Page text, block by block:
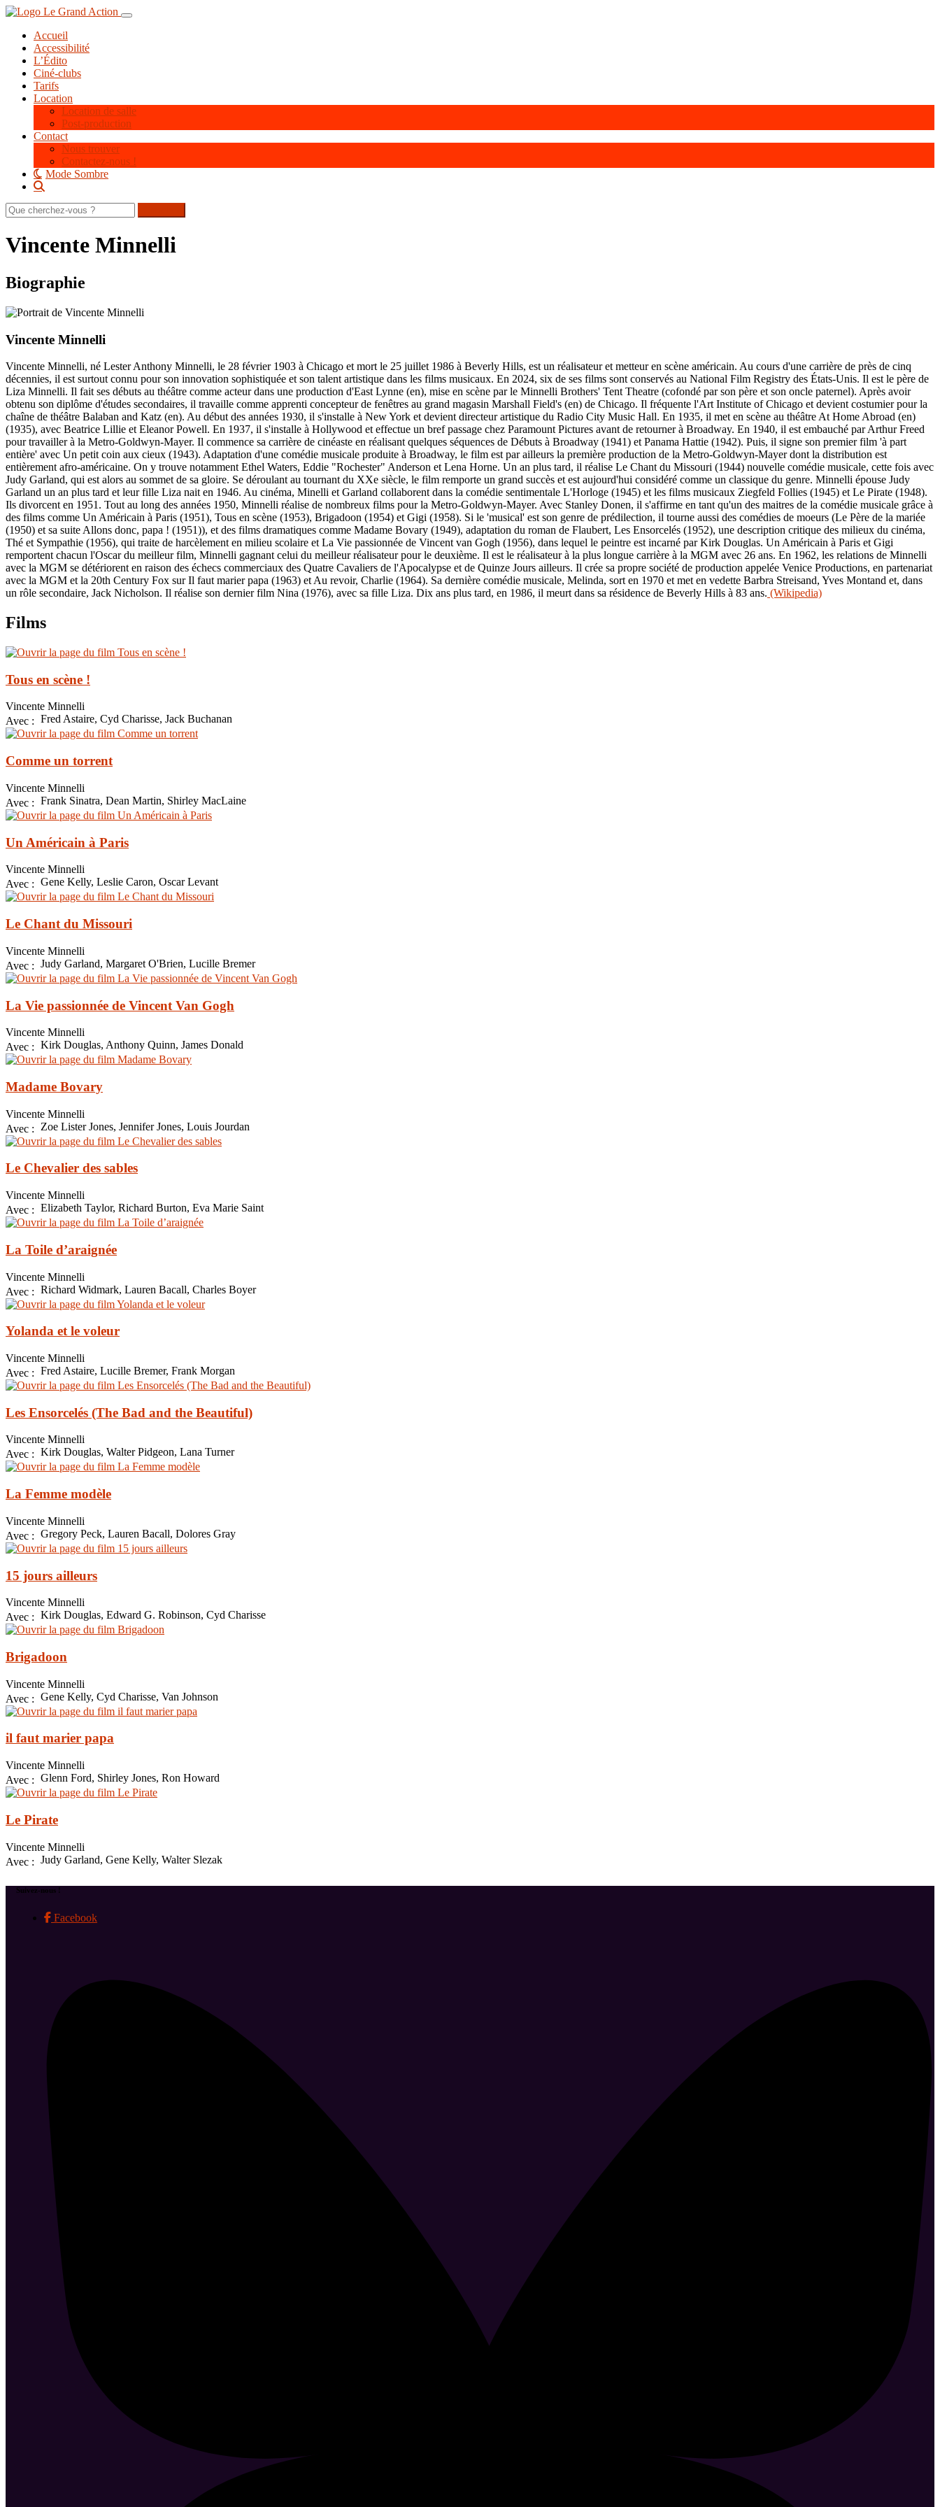
Aller
contenu
principal
Toggle navigation
Accueil
Accessibilité
L’Édito
Ciné-clubs
Tarifs
Location
Location de salle
Post-production
Contact
Nous trouver
Contactez-nous !
Mode Sombre
Rechercher
sur
site
Vincente Minnelli
Biographie
Vincente Minnelli
Vincente Minnelli, né Lester Anthony Minnelli, le 28 février 1903 à Chicago et mort le 25 juillet 1986 à Beverly Hills, est un réalisateur et metteur en scène américain. Au cours d'une carrière de près de cinq
décennies, il est surtout connu pour son innovation sophistiquée et son talent artistique dans les films musicaux. En 2024, six de ses films sont conservés au National Film Registry des États-Unis. Il est le père de
Liza Minnelli. Il fait ses débuts au théâtre comme acteur dans une production d'East Lynne (en), mise en scène par le Minnelli Brothers' Tent Theatre (cofondé par son père et son oncle paternel). Après avoir
obtenu son diplôme d'études secondaires, il travaille comme apprenti concepteur de fenêtres au grand magasin Marshall Field's (en) de Chicago. Il fréquente l'Art Institute of Chicago et devient costumier pour la
chaîne de théâtre Balaban and Katz (en). Au début des années 1930, il s'installe à New York et devient directeur artistique du Radio City Music Hall. En 1935, il met en scène au théâtre At Home Abroad (en)
(1935), avec Beatrice Lillie et Eleanor Powell. En 1937, il s'installe à Hollywood et effectue un bref passage chez Paramount Pictures avant de retourner à Broadway. En 1940, il est embauché par Arthur Freed
pour travailler à la Metro-Goldwyn-Mayer. Il commence sa carrière de cinéaste en réalisant quelques séquences de Débuts à Broadway (1941) et Panama Hattie (1942). Puis, il signe son premier film 'à part
entière' avec Un petit coin aux cieux (1943). Adaptation d'une comédie musicale produite à Broadway, le film est par ailleurs la première production de la Metro-Goldwyn-Mayer dont la distribution est
entièrement afro-américaine. On y trouve notamment Ethel Waters, Eddie "Rochester" Anderson et Lena Horne. Un an plus tard, il réalise Le Chant du Missouri (1944) nouvelle comédie musicale, cette fois avec
Judy Garland, qui est alors au sommet de sa gloire. Se déroulant au tournant du XXe siècle, le film remporte un grand succès et est aujourd'hui considéré comme un classique du genre. Minnelli épouse Judy
Garland un an plus tard et leur fille Liza nait en 1946. Au cinéma, Minelli et Garland collaborent dans la comédie sentimentale L'Horloge (1945) et les films musicaux Ziegfeld Follies (1945) et Le Pirate (1948).
Ils divorcent en 1951. Tout au long des années 1950, Minnelli réalise de nombreux films pour la Metro-Goldwyn-Mayer. Avec Stanley Donen, il s'affirme en tant qu'un des maitres de la comédie musicale grâce à
des films comme Un Américain à Paris (1951), Tous en scène (1953), Brigadoon (1954) et Gigi (1958). Si le 'musical' est son genre de prédilection, il tourne aussi des comédies de moeurs (Le Père de la mariée
(1950) et sa suite Allons donc, papa ! (1951)), et des films dramatiques comme Madame Bovary (1949), adaptation du roman de Flaubert, Les Ensorcelés (1952), une description critique des milieux du cinéma,
Thé et Sympathie (1956), qui traite de harcèlement en milieu scolaire et La Vie passionnée de Vincent van Gogh (1956), dans lequel le peintre est incarné par Kirk Douglas. Un Américain à Paris et Gigi
remportent chacun l'Oscar du meilleur film, Minnelli gagnant celui du meilleur réalisateur pour le deuxième. Il est le réalisateur à la plus longue carrière à la MGM avec 26 ans. En 1962, les relations de Minnelli
avec la MGM se détériorent en raison des échecs commerciaux des Quatre Cavaliers de l'Apocalypse et de Quinze Jours ailleurs. Il crée sa propre société de production appelée Venice Productions, en partenariat
avec la MGM et la 20th Century Fox sur Il faut marier papa (1963) et Au revoir, Charlie (1964). Sa dernière comédie musicale, Melinda, sort en 1970 et met en vedette Barbra Streisand, Yves Montand et, dans
un rôle secondaire, Jack Nicholson. Il réalise son dernier film Nina (1976), avec sa fille Liza. Dix ans plus tard, en 1986, il meurt dans sa résidence de Beverly Hills à 83 ans. (Wikipedia)
Films
Tous en scène !
Vincente Minnelli
Avec : Fred Astaire, Cyd Charisse, Jack Buchanan
Comme un torrent
Vincente Minnelli
Avec : Frank Sinatra, Dean Martin, Shirley MacLaine
Un Américain à Paris
Vincente Minnelli
Avec : Gene Kelly, Leslie Caron, Oscar Levant
Le Chant du Missouri
Vincente Minnelli
Avec : Judy Garland, Margaret O'Brien, Lucille Bremer
La Vie passionnée de Vincent Van Gogh
Vincente Minnelli
Avec : Kirk Douglas, Anthony Quinn, James Donald
Madame Bovary
Vincente Minnelli
Avec :
Zoe Lister Jones, Jennifer Jones, Louis Jourdan
Le Chevalier des sables
Vincente Minnelli
Avec : Elizabeth Taylor, Richard Burton, Eva Marie Saint
La Toile d’araignée
Vincente Minnelli
Avec : Richard Widmark, Lauren Bacall, Charles Boyer
Yolanda et le voleur
Vincente Minnelli
Avec : Fred Astaire, Lucille Bremer, Frank Morgan
Les Ensorcelés (The Bad and the Beautiful)
Vincente Minnelli
Avec : Kirk Douglas, Walter Pidgeon, Lana Turner
La Femme modèle
Vincente Minnelli
Avec : Gregory Peck, Lauren Bacall, Dolores Gray
15 jours ailleurs
Vincente Minnelli
Avec : Kirk Douglas, Edward G. Robinson, Cyd Charisse
Brigadoon
Vincente Minnelli
Avec : Gene Kelly, Cyd Charisse, Van Johnson
il faut marier papa
Vincente Minnelli
Avec : Glenn Ford, Shirley Jones, Ron Howard
Le Pirate
Vincente Minnelli
Avec : Judy Garland, Gene Kelly, Walter Slezak
Suivez-nous !
Facebook